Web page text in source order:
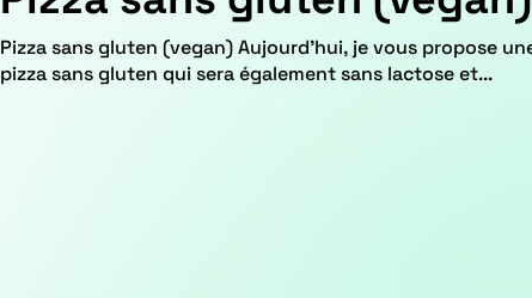
Pizza sans gluten (vegan) Aujourd'hui, je vous propose une recette spéciale de la pizza : une
pizza sans gluten qui sera également sans lactose et...